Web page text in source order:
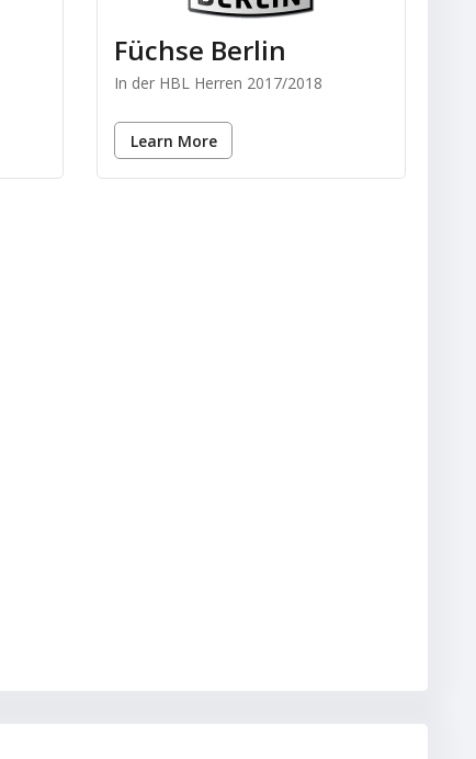
Füchse Berlin
In der HBL Herren 2017/2018
Learn More